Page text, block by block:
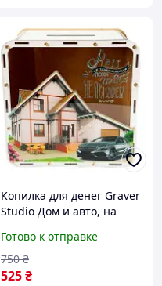
Копилка для денег Graver
Studio Дом и авто, на
(10309)
Готово к отправке
525₴
750 ₴